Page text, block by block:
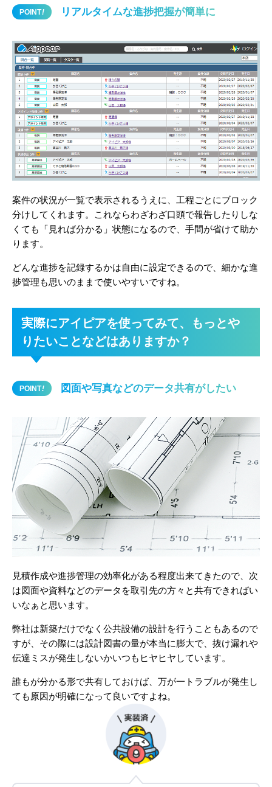
POINT! リアルタイムな進捗把握が簡単に
案件の状況が一覧で表示されるうえに、工程ごとにブロック
分けしてくれます。これならわざわざ口頭で報告したりしな
くても「見れば分かる」状態になるので、手間が省けて助か
ります。
どんな進捗を記録するかは自由に設定できるので、細かな進
捗管理も思いのままで使いやすいですね。
実際にアイピアを使ってみて、もっとや
りたいことなどはありますか？
POINT! 図面や写真などのデータ共有がしたい
見積作成や進捗管理の効率化がある程度出来てきたので、次
は図面や資料などのデータを取引先の方々と共有できればい
いなぁと思います。
弊社は新築だけでなく公共設備の設計を行うこともあるので
すが、その際には設計図書の量が本当に膨大で、抜け漏れや
伝達ミスが発生しないかいつもヒヤヒヤしています。
誰もが分かる形で共有しておけば、万が一トラブルが発生し
ても原因が明確になって良いですよね。